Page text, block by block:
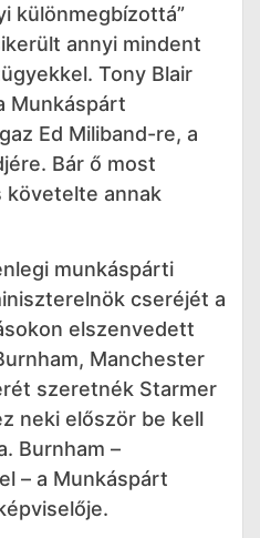
különmegbízottá”
annyi mindent
Tony Blair
Munkáspárt
Ed Miliband-re, a
Bár ő most
követelte annak
munkáspárti
cseréjét a
elszenvedett
Manchester
szeretnék Starmer
neki először be kell
Burnham –
– a Munkáspárt